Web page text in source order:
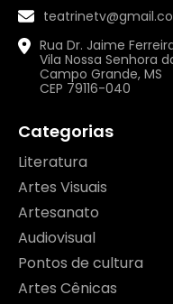
Rua Dr. Jaime
Vila Nossa Senhora
Campo Grande, MS
CEP 79116-040
Categorias
Literatura
Artes Visuais
Artesanato
Audiovisual
Pontos de cultura
Artes Cênicas